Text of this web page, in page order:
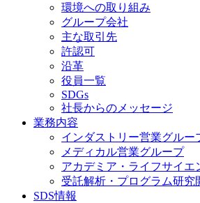
環境への取り組み
グループ会社
主な取引先
許認可
沿革
役員一覧
SDGs
社長からのメッセージ
業務内容
インダストリー営業グルー
メディカル営業グループ
アカデミア・ライフサイエ
受託解析・プログラム研究
SDS情報